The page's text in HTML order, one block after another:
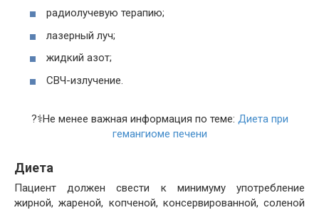
радиолучевую терапию;
лазерный луч;
жидкий азот;
СВЧ-излучение.
?‍⚕️Не менее важная информация по теме: Диета при
гемангиоме печени
Диета
Пациент должен свести к минимуму употребление
жирной, жареной, копченой, консервированной, соленой